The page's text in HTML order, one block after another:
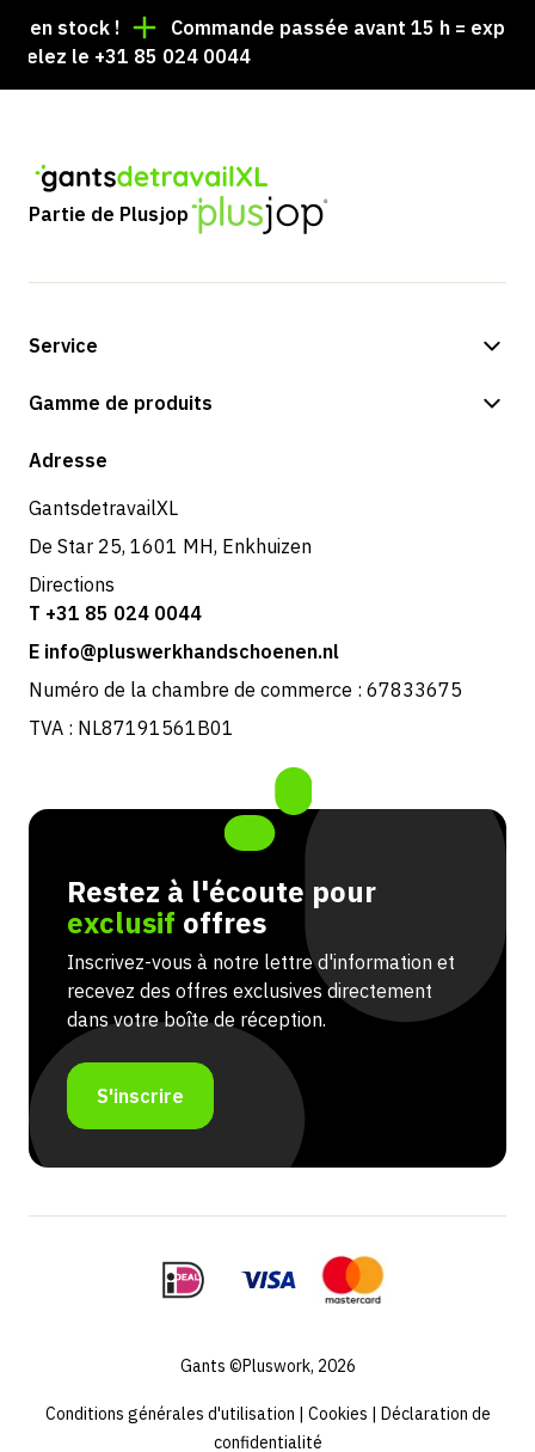
stock !
Commande passée avant 15 h = expédiée
le +31 85 024 0044
Partie de Plusjop
Service
Options de paiement
Retours et service
Gamme de produits
Boutique
Adresse
GantsdetravailXL
De Star 25, 1601 MH, Enkhuizen
Directions
T +31 85 024 0044
E info@pluswerkhandschoenen.nl
Numéro de la chambre de commerce : 67833675
TVA : NL87191561B01
Restez à l'écoute pour
exclusif offres
Inscrivez-vous à notre lettre d'information et
recevez des offres exclusives directement
dans votre boîte de réception.
S'inscrire
Gants ©Pluswork, 2026
Conditions générales d'utilisation | Cookies | Déclaration de
confidentialité